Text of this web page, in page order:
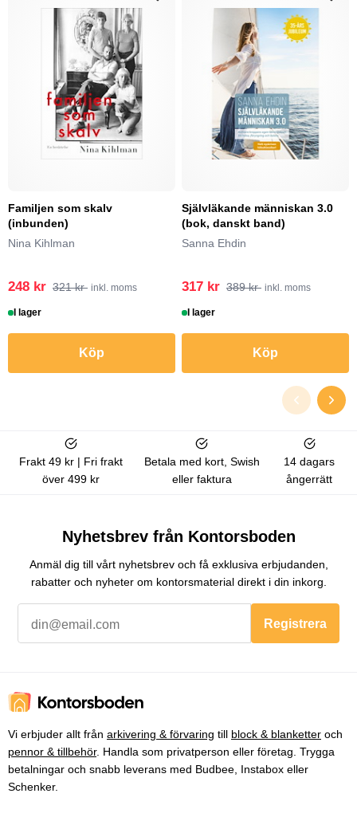
Familjen som skalv
(inbunden)
Nina Kihlman
248 kr 321 kr inkl. moms
I lager
Köp
Självläkande människan 3.0
(bok, danskt band)
Sanna Ehdin
317 kr 389 kr inkl. moms
I lager
Köp
Frakt 49 kr | Fri frakt
över 499 kr
Betala med kort, Swish
eller faktura
14 dagars
ångerrätt
Nyhetsbrev från Kontorsboden
Anmäl dig till vårt nyhetsbrev och få exklusiva erbjudanden,
rabatter och nyheter om kontorsmaterial direkt i din inkorg.
Registrera
Vi erbjuder allt från arkivering & förvaring till block & blanketter och
pennor & tillbehör. Handla som privatperson eller företag. Trygga
betalningar och snabb leverans med Budbee, Instabox eller
Schenker.